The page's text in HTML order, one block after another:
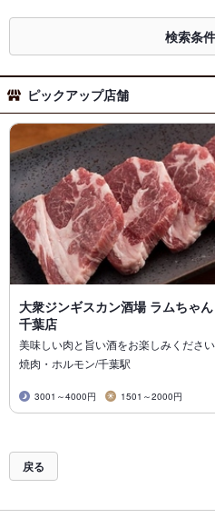
検索条
ピックアップ店舗
大衆ジンギスカン酒場 ラムちゃん
千葉店
美味しい肉と旨い酒をお楽しみくださ
焼肉・ホルモン/千葉駅
3001～4000円 1501～2000円
戻る